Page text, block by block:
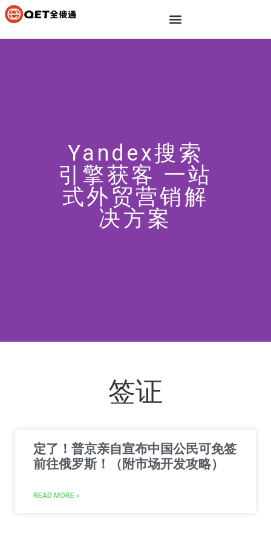
Yandex搜索
引擎获客 一站
式外贸营销解
决方案
签证
定了！普京亲自宣布中国公民可免签
前往俄罗斯！（附市场开发攻略）
READ MORE »